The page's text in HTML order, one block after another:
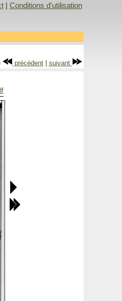
| Conditions d'utilisation
précédent| suivant